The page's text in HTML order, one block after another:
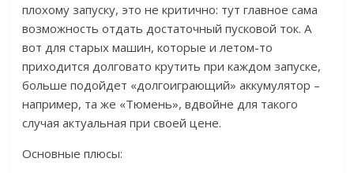
плохому запуску, это не критично: тут главное сама
возможность отдать достаточный пусковой ток. А
вот для старых машин, которые и летом-то
приходится долговато крутить при каждом запуске,
больше подойдет «долгоиграющий» аккумулятор –
например, та же «Тюмень», вдвойне для такого
случая актуальная при своей цене.
Основные плюсы: